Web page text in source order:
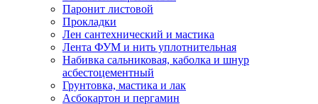
Паронит листовой
Прокладки
Лен сантехнический и мастика
Лента ФУМ и нить уплотнительная
Набивка сальниковая, каболка и шнур
асбестоцементный
Грунтовка, мастика и лак
Асбокартон и пергамин